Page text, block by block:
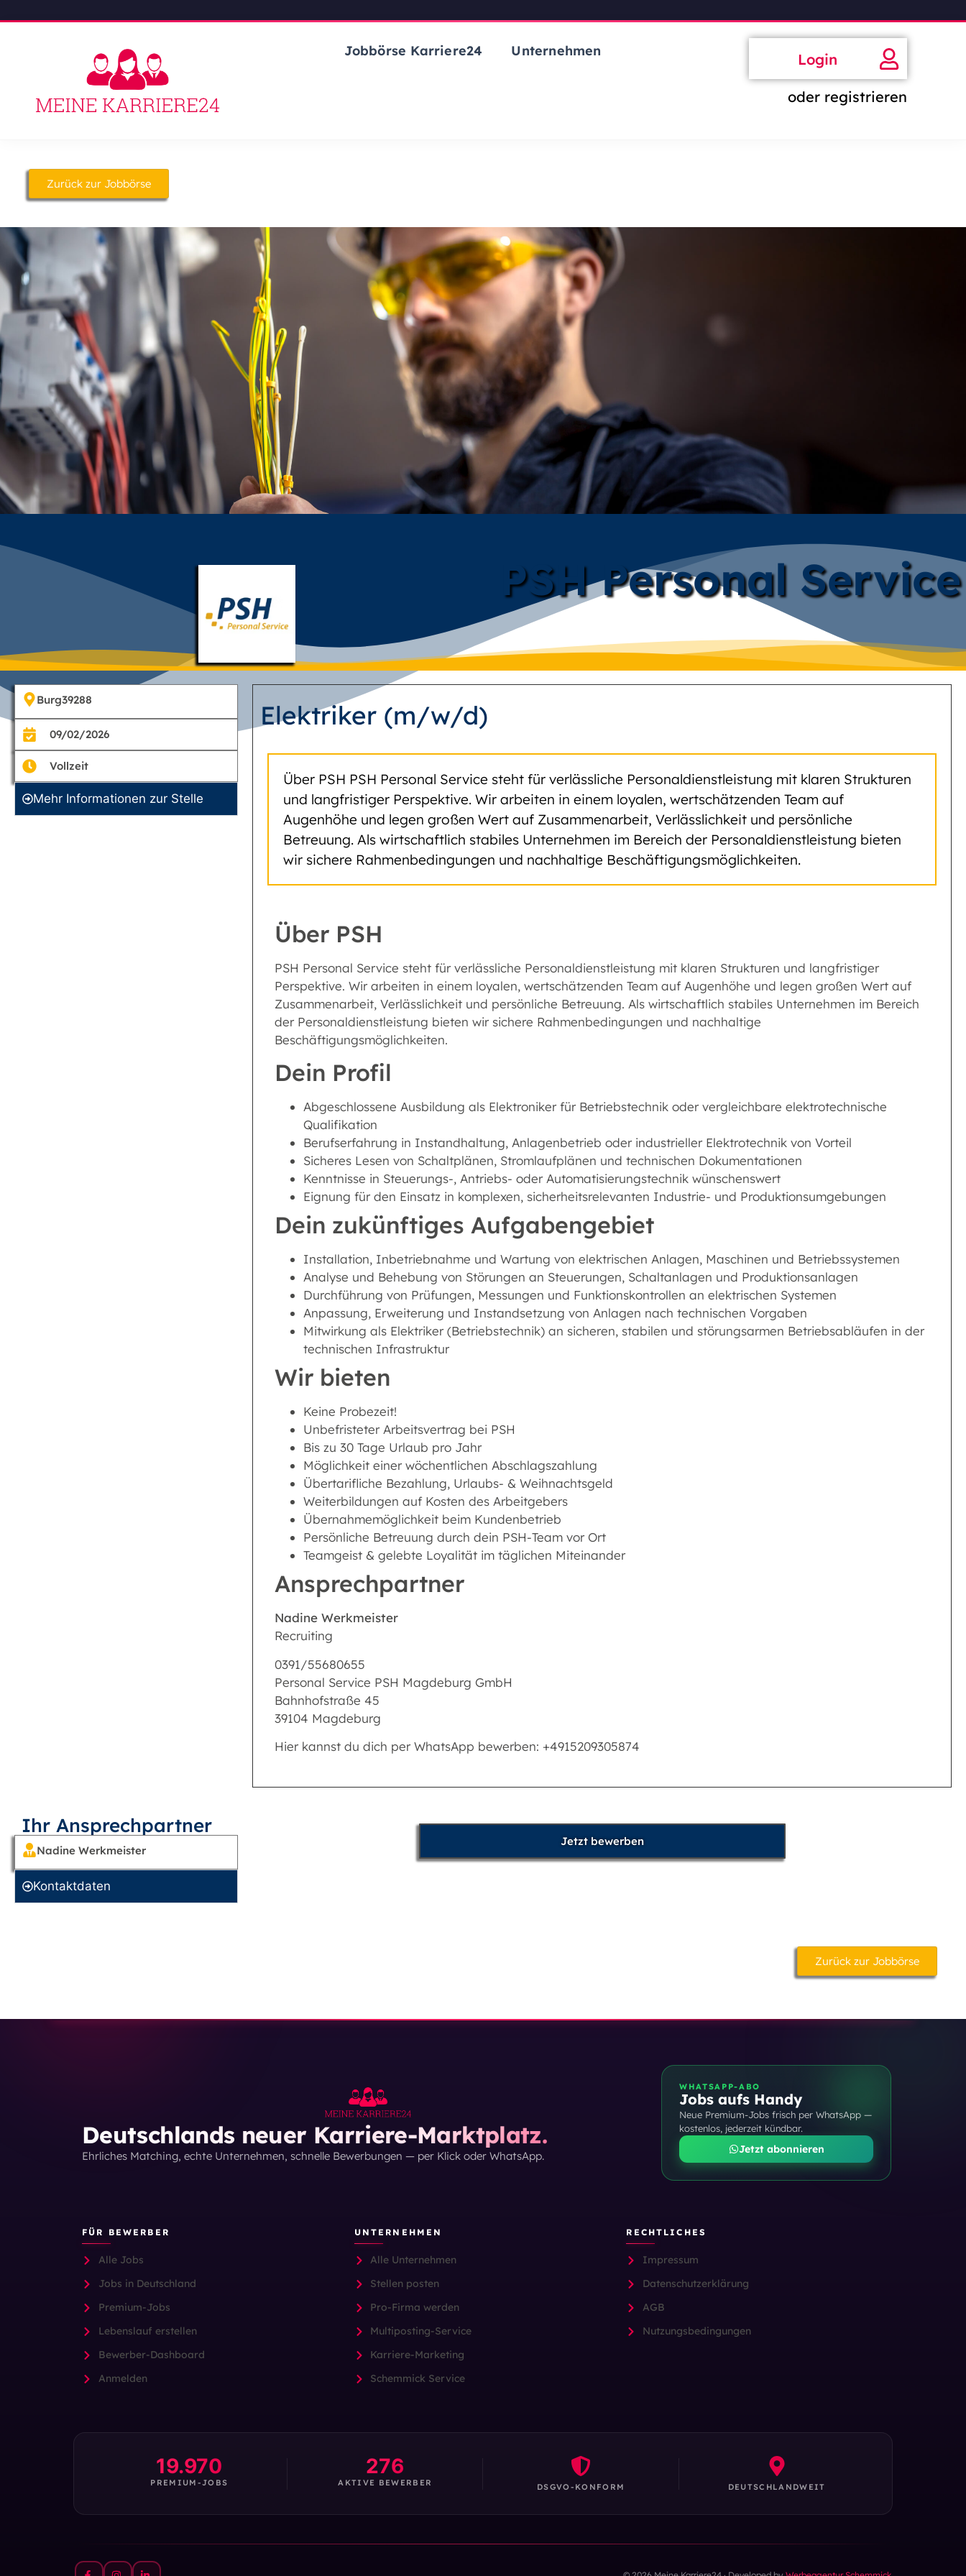
Jobbörse Karriere24 Unternehmen Login
oder registrieren
Zurück zur Jobbörse
PSH Personal Service
Burg39288
09/02/2026
Vollzeit
Mehr Informationen zur Stelle
Elektriker (m/w/d)
Über PSH PSH Personal Service steht für verlässliche Personaldienstleistung mit klaren Strukturen
und langfristiger Perspektive. Wir arbeiten in einem loyalen, wertschätzenden Team auf
Augenhöhe und legen großen Wert auf Zusammenarbeit, Verlässlichkeit und persönliche
Betreuung. Als wirtschaftlich stabiles Unternehmen im Bereich der Personaldienstleistung bieten
wir sichere Rahmenbedingungen und nachhaltige Beschäftigungsmöglichkeiten.
Über PSH
PSH Personal Service steht für verlässliche Personaldienstleistung mit klaren Strukturen und langfristiger
Perspektive. Wir arbeiten in einem loyalen, wertschätzenden Team auf Augenhöhe und legen großen Wert auf
Zusammenarbeit, Verlässlichkeit und persönliche Betreuung. Als wirtschaftlich stabiles Unternehmen im Bereich
der Personaldienstleistung bieten wir sichere Rahmenbedingungen und nachhaltige
Beschäftigungsmöglichkeiten.
Dein Profil
Abgeschlossene Ausbildung als Elektroniker für Betriebstechnik oder vergleichbare elektrotechnische
Qualifikation
Berufserfahrung in Instandhaltung, Anlagenbetrieb oder industrieller Elektrotechnik von Vorteil
Sicheres Lesen von Schaltplänen, Stromlaufplänen und technischen Dokumentationen
Kenntnisse in Steuerungs-, Antriebs- oder Automatisierungstechnik wünschenswert
Eignung für den Einsatz in komplexen, sicherheitsrelevanten Industrie- und Produktionsumgebungen
Dein zukünftiges Aufgabengebiet
Installation, Inbetriebnahme und Wartung von elektrischen Anlagen, Maschinen und Betriebssystemen
Analyse und Behebung von Störungen an Steuerungen, Schaltanlagen und Produktionsanlagen
Durchführung von Prüfungen, Messungen und Funktionskontrollen an elektrischen Systemen
Anpassung, Erweiterung und Instandsetzung von Anlagen nach technischen Vorgaben
Mitwirkung als Elektriker (Betriebstechnik) an sicheren, stabilen und störungsarmen Betriebsabläufen in der
technischen Infrastruktur
Wir bieten
Keine Probezeit!
Unbefristeter Arbeitsvertrag bei PSH
Bis zu 30 Tage Urlaub pro Jahr
Möglichkeit einer wöchentlichen Abschlagszahlung
Übertarifliche Bezahlung, Urlaubs- & Weihnachtsgeld
Weiterbildungen auf Kosten des Arbeitgebers
Übernahmemöglichkeit beim Kundenbetrieb
Persönliche Betreuung durch dein PSH-Team vor Ort
Teamgeist & gelebte Loyalität im täglichen Miteinander
Ansprechpartner
Nadine Werkmeister
Recruiting
0391/55680655
Personal Service PSH Magdeburg GmbH
Bahnhofstraße 45
39104 Magdeburg
Hier kannst du dich per WhatsApp bewerben: +4915209305874
Ihr Ansprechpartner
Nadine Werkmeister
Kontakt­daten
Jetzt bewerben
Zurück zur Jobbörse
Deutschlands neuer Karriere-Marktplatz.
Ehrliches Matching, echte Unternehmen, schnelle Bewerbungen — per Klick oder WhatsApp.
WHATSAPP-ABO
Jobs aufs Handy
Neue Premium-Jobs frisch per WhatsApp —
kostenlos, jederzeit kündbar.
Jetzt abonnieren
FÜR BEWERBER
Alle Jobs
Jobs in Deutschland
Premium-Jobs
Lebenslauf erstellen
Bewerber-Dashboard
Anmelden
UNTERNEHMEN
Alle Unternehmen
Stellen posten
Pro-Firma werden
Multiposting-Service
Karriere-Marketing
Schemmick Service
RECHTLICHES
Impressum
Datenschutzerklärung
AGB
Nutzungsbedingungen
19.970
PREMIUM-JOBS
276
AKTIVE BEWERBER DSGVO-KONFORM DEUTSCHLANDWEIT